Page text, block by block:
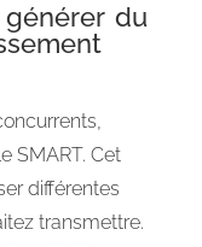
du
SMART. Cet
différentes
transmettre.